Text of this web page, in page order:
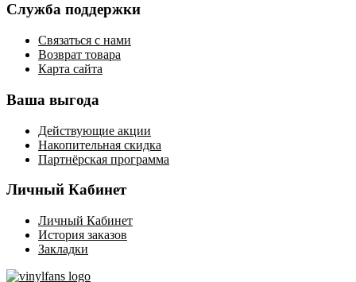
Служба поддержки
Связаться с нами
Возврат товара
Карта сайта
Ваша выгода
Действующие акции
Накопительная скидка
Партнёрская программа
Личный Кабинет
Личный Кабинет
История заказов
Закладки